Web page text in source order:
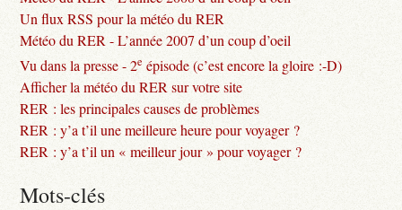
Un flux RSS pour la météo du RER
Météo du RER - L’année 2007 d’un coup d’oeil
Vu dans la presse - 2e épisode (c’est encore la gloire :-D)
Afficher la météo du RER sur votre site
RER : les principales causes de problèmes
RER : y’a t’il une meilleure heure pour voyager ?
RER : y’a t’il un « meilleur jour » pour voyager ?
Mots-clés